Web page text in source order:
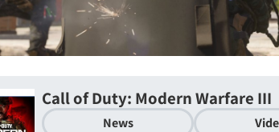
Call of Duty: Modern Warfare III
News